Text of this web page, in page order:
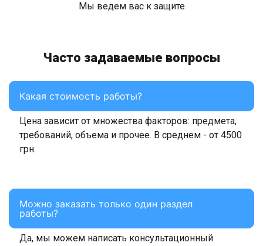
Мы ведем вас к защите
Часто задаваемые вопросы
Какая стоимость работы?
Цена зависит от множества факторов: предмета,
требований, объема и прочее. В среднем - от 4500
грн.
Можно заказать только один раздел
работы?
Да, мы можем написать консультационный